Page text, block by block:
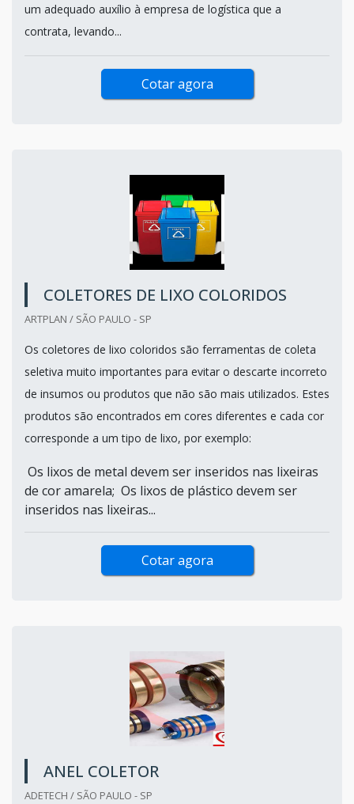
um adequado auxílio à empresa de logística que a
contrata, levando...
Cotar agora
COLETORES DE LIXO COLORIDOS
ARTPLAN / SÃO PAULO - SP
Os coletores de lixo coloridos são ferramentas de coleta
seletiva muito importantes para evitar o descarte incorreto
de insumos ou produtos que não são mais utilizados. Estes
produtos são encontrados em cores diferentes e cada cor
corresponde a um tipo de lixo, por exemplo:
Os lixos de metal devem ser inseridos nas lixeiras
de cor amarela; Os lixos de plástico devem ser
inseridos nas lixeiras...
Cotar agora
ANEL COLETOR
ADETECH / SÃO PAULO - SP